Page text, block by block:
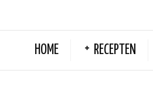
HOME RECEPTEN